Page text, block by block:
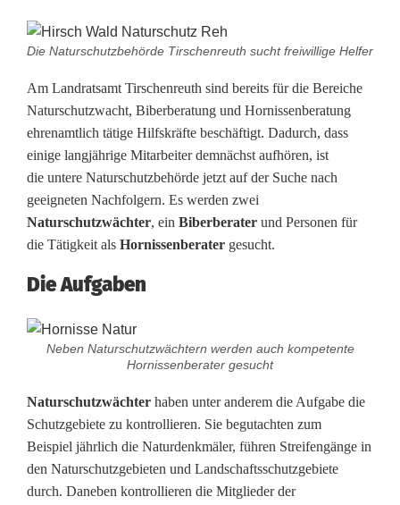
e
s
t
d
e
r
N
a
r
:
E
Die Naturschutzbehörde Tirschenreuth sucht freiwillige Helfer
Am Landratsamt Tirschenreuth sind bereits für die Bereiche
Naturschutzwacht, Biberberatung und Hornissenberatung
ehrenamtlich tätige Hilfskräfte beschäftigt. Dadurch, dass
einige langjährige Mitarbeiter demnächst aufhören, ist
die untere Naturschutzbehörde jetzt auf der Suche nach
geeigneten Nachfolgern. Es werden zwei
Naturschutzwächter, ein Biberberater und Personen für
die Tätigkeit als Hornissenberater gesucht.
Die Aufgaben
Neben Naturschutzwächtern werden auch kompetente
Hornissenberater gesucht
Naturschutzwächter haben unter anderem die Aufgabe die
Schutzgebiete zu kontrollieren. Sie begutachten zum
Beispiel jährlich die Naturdenkmäler, führen Streifengänge in
den Naturschutzgebieten und Landschaftsschutzgebiete
durch. Daneben kontrollieren die Mitglieder der